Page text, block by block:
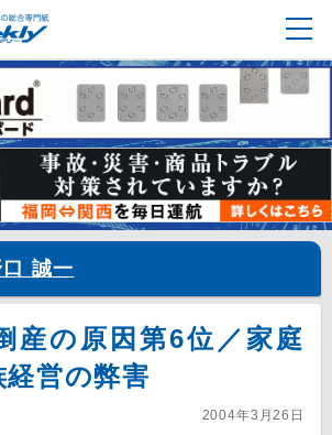
誠一
産の原因第6位／家庭
営の弊害
2004年3月26日